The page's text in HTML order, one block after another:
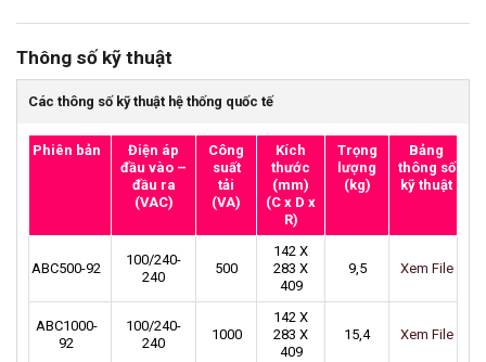
Thông số kỹ thuật
Các thông số kỹ thuật hệ thống quốc tế
Phiên bản
Điện áp
đầu vào –
đầu ra
(VAC)
Công
suất
tải
(VA)
Kích
thước
(mm)
(C x D x
R)
Trọng
lượng
(kg)
Bảng
thông số
kỹ thuật
ABC500-92
100/240-
240
500
142 X
283 X
409
9,5 Xem File
ABC1000-
92
100/240-
240
1000
142 X
283 X
409
15,4 Xem File